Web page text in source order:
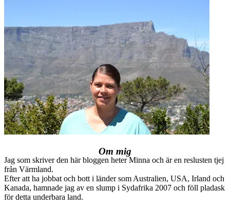
Om mig
Jag som skriver den här bloggen heter Minna och är en reslusten tjej
från Värmland.
Efter att ha jobbat och bott i länder som Australien, USA, Irland och
Kanada, hamnade jag av en slump i Sydafrika 2007 och föll pladask
för detta underbara land.